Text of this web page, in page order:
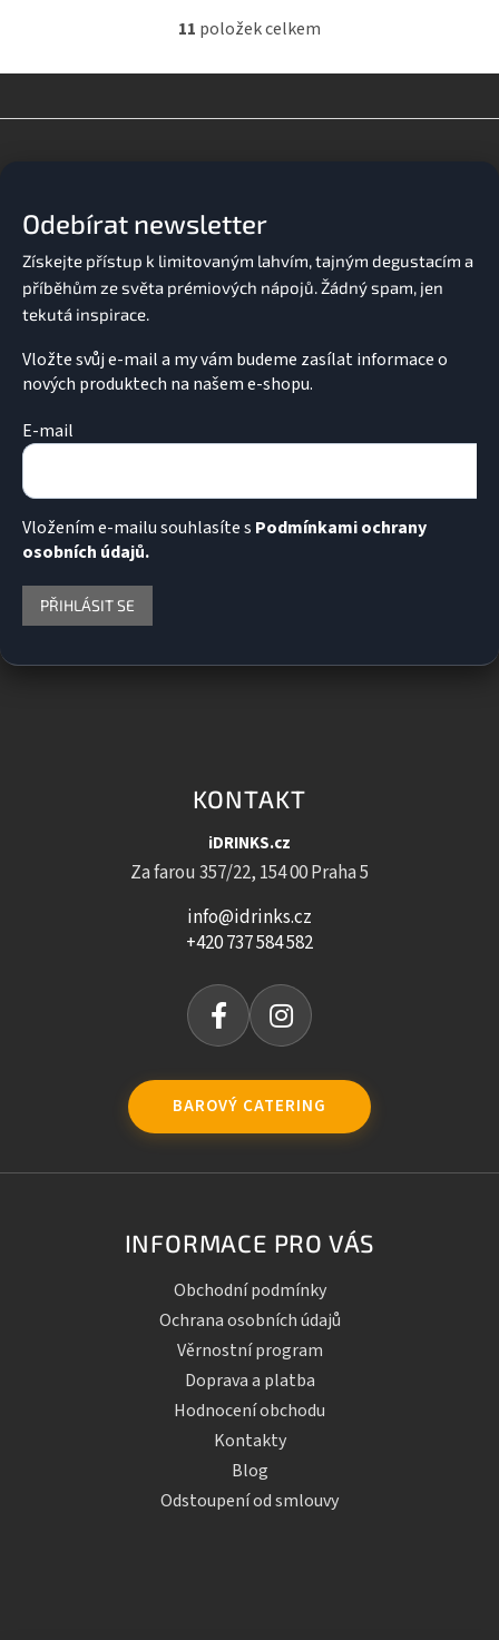
O
l
d
r
v
k
y
p
i
s
11 položek celkem
Odebírat newsletter
Vložte svůj e-mail a my vám budeme zasílat informace o
nových produktech na našem e-shopu.
E-mail
Vložením e-mailu souhlasíte s Podmínkami ochrany
osobních údajů.
PŘIHLÁSIT SE
KONTAKT
iDRINKS.cz
Za farou 357/22, 154 00 Praha 5
info@idrinks.cz
+420 737 584 582
BAROVÝ CATERING
INFORMACE PRO VÁS
Obchodní podmínky
Ochrana osobních údajů
Věrnostní program
Doprava a platba
Hodnocení obchodu
Kontakty
Blog
Odstoupení od smlouvy